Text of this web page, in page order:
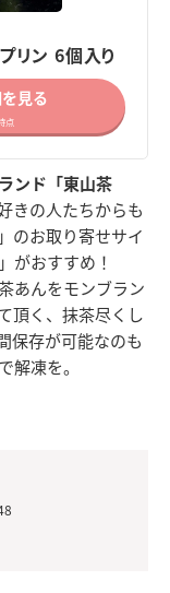
リン 6個入り
見る
点
ンド「東山茶
きの人たちからも
のお取り寄せサイ
がおすすめ！
あんをモンブラン
頂く、抹茶尽くし
保存が可能なのも
凍を。